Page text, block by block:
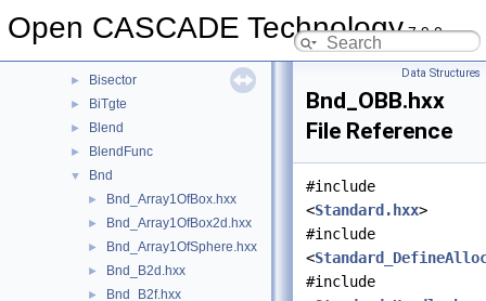
Open CASCADE Technology7.9.0
BinTools
► Bisector
► BiTgte
► Blend
► BlendFunc
▼ Bnd
► Bnd_Array1OfBox.hxx
► Bnd_Array1OfBox2d.hxx
► Bnd_Array1OfSphere.hxx
► Bnd_B2d.hxx
► Bnd_B2f.hxx
Data Structures
Bnd_OBB.hxx
File Reference
#include
<Standard.hxx>
#include
<
#include